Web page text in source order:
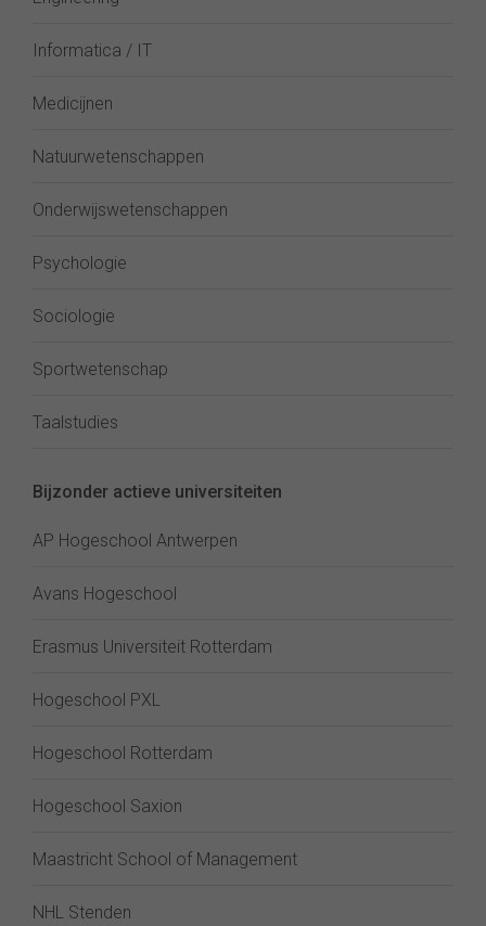
Informatica / IT
Medicijnen
Natuurwetenschappen
Onderwijswetenschappen
Psychologie
Sociologie
Sportwetenschap
Taalstudies
Bijzonder actieve universiteiten
AP Hogeschool Antwerpen
Avans Hogeschool
Erasmus Universiteit Rotterdam
Hogeschool PXL
Hogeschool Rotterdam
Hogeschool Saxion
Maastricht School of Management
NHL Stenden